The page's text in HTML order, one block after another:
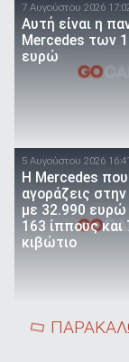
7 Αυγούστου 2026
Αυτή είναι η
Mercedes των
ευρώ
5 Αυγούστου 2026 16:41
Η Mercedes που
αγοράζεις
με 32.990 ευρώ
163 ίππους και
κιβώτιο